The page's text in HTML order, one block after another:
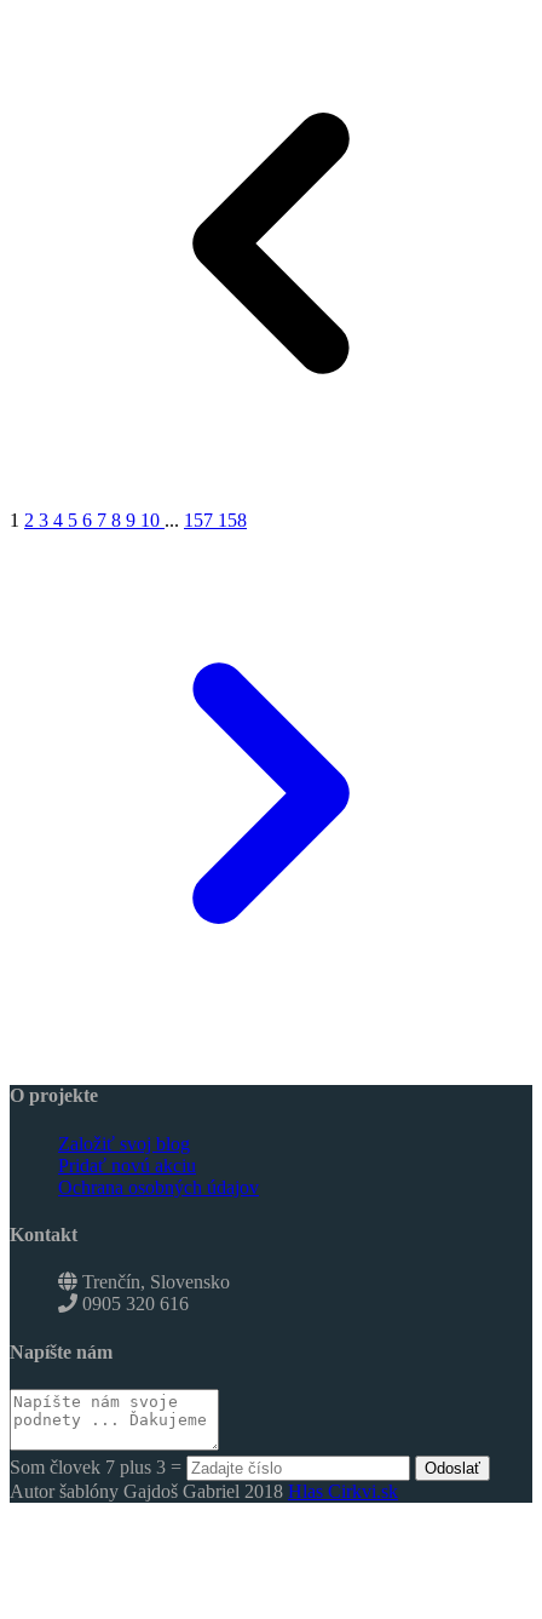
1 2 3 4 5 6 7 8 9 10 ... 157 158
O projekte
Založiť svoj blog
Pridať novú akciu
Ochrana osobných údajov
Kontakt
Trenčín, Slovensko
0905 320 616
Napíšte nám
Som človek 7 plus 3 = Odoslať
Autor šablóny Gajdoš Gabriel 2018 Hlas Cirkvi.sk